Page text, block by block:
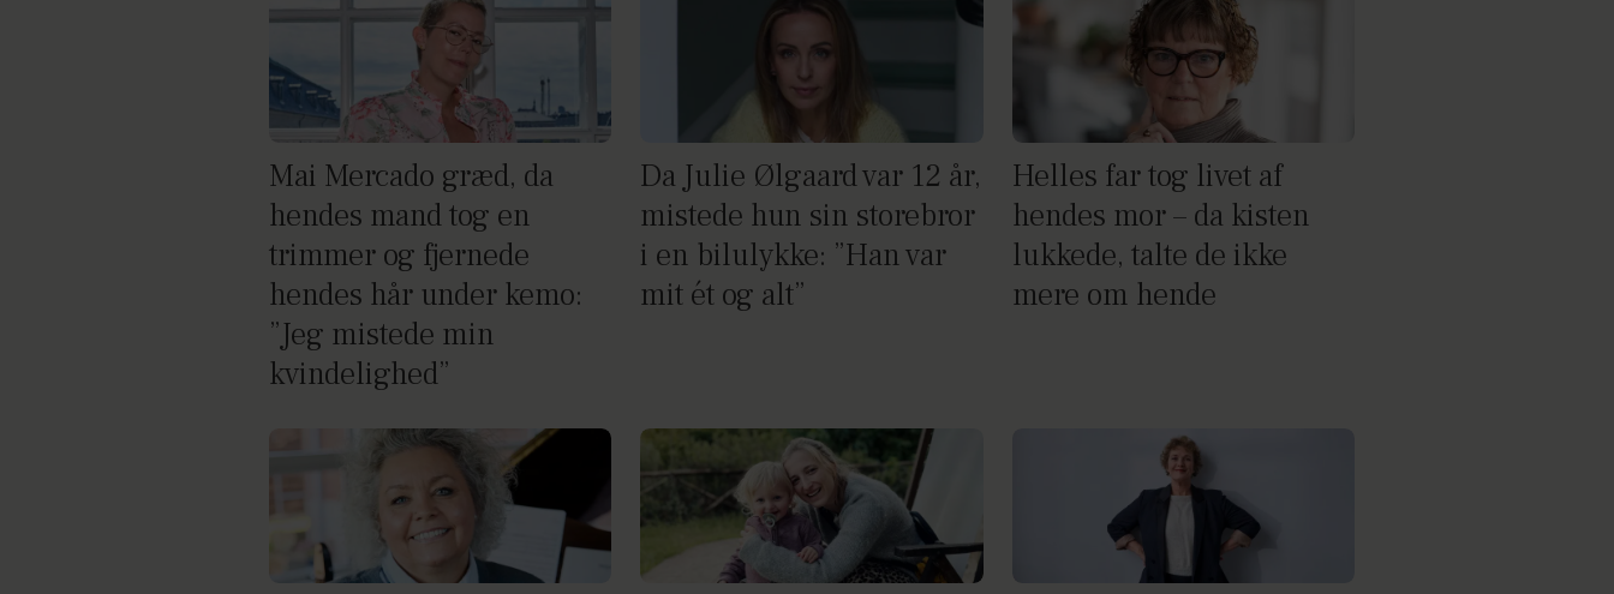
Mai Mercado græd, da
hendes mand tog en
trimmer og fjernede
hendes hår under kemo:
”Jeg mistede min
kvindelighed”
Da Julie Ølgaard var 12 år,
mistede hun sin storebror
i en bilulykke: ”Han var
mit ét og alt”
Helles far tog livet af
hendes mor – da kisten
lukkede, talte de ikke
mere om hende